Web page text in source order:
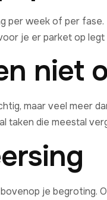
per week of per
je er parket op
niet
maar veel meer
taken die meestal
je begroting.